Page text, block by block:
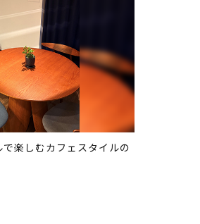
楽しむカフェスタイルの